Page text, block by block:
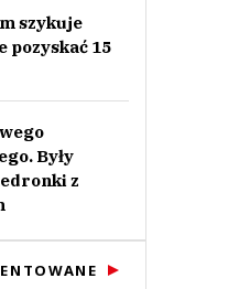
szykuje
pozyskać 15
Były
z